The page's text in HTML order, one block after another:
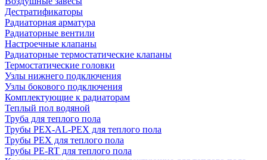
Дестратификаторы
Радиаторная арматура
Радиаторные вентили
Настроечные клапаны
Радиаторные термостатические клапаны
Термостатические головки
Узлы нижнего подключения
Узлы бокового подключения
Комплектующие к радиаторам
Теплый пол водяной
Труба для теплого пола
Трубы PEX-AL-PEX для теплого пола
Трубы PEX для теплого пола
Трубы PE-RT для теплого пола